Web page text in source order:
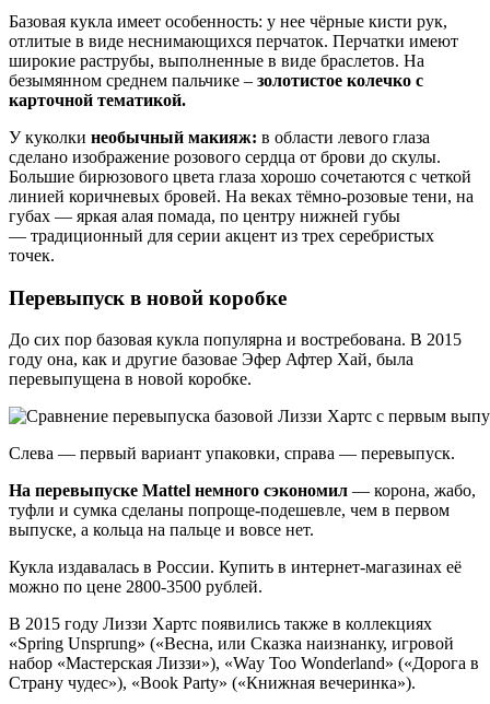
Базовая кукла имеет особенность: у нее чёрные кисти рук,
отлитые в виде неснимающихся перчаток. Перчатки имеют
широкие раструбы, выполненные в виде браслетов. На
безымянном среднем пальчике – золотистое колечко с
карточной тематикой.
У куколки необычный макияж: в области левого глаза
сделано изображение розового сердца от брови до скулы.
Большие бирюзового цвета глаза хорошо сочетаются с четкой
линией коричневых бровей. На веках тёмно-розовые тени, на
губах — яркая алая помада, по центру нижней губы
— традиционный для серии акцент из трех серебристых
точек.
Перевыпуск в новой коробке
До сих пор базовая кукла популярна и востребована. В 2015
году она, как и другие базовае Эфер Афтер Хай, была
перевыпущена в новой коробке.
Слева — первый вариант упаковки, справа — перевыпуск.
На перевыпуске Mattel немного сэкономил — корона, жабо,
туфли и сумка сделаны попроще-подешевле, чем в первом
выпуске, а кольца на пальце и вовсе нет.
Кукла издавалась в России. Купить в интернет-магазинах её
можно по цене 2800-3500 рублей.
В 2015 году Лиззи Хартс появились также в коллекциях
«Spring Unsprung» («Весна, или Сказка наизнанку, игровой
набор «Мастерская Лиззи»), «Way Too Wonderland» («Дорога в
Страну чудес»), «Book Party» («Книжная вечеринка»).